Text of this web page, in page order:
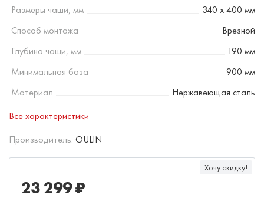
Размеры чаши, мм
340 x 400 мм
Способ монтажа
Врезной
Глубина чаши, мм
190 мм
Минимальная база
900 мм
Материал
Нержавеющая сталь
Все характеристики
Производитель: OULIN
Хочу скидку!
23 299 ₽